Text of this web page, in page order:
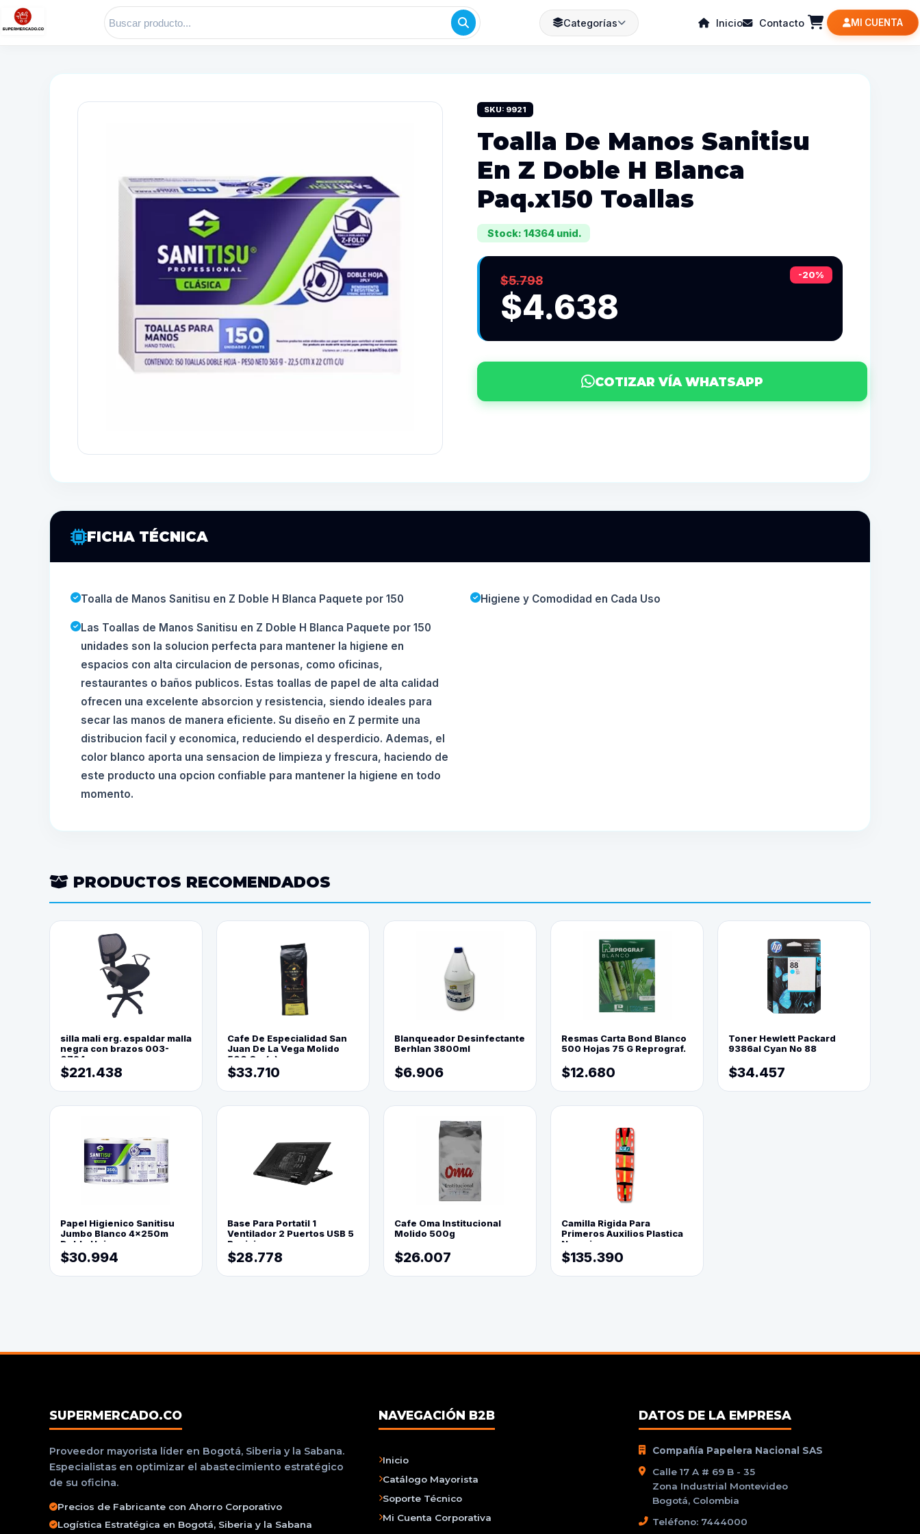
Categorías Inicio Contacto MI CUENTA
SKU: 9921
Toalla De Manos Sanitisu
En Z Doble H Blanca
Paq.x150 Toallas
Stock: 14364 unid.
-20%
$5.798
$4.638
COTIZAR VÍA WHATSAPP
FICHA TÉCNICA
Toalla de Manos Sanitisu en Z Doble H Blanca Paquete por 150 Higiene y Comodidad en Cada Uso
Las Toallas de Manos Sanitisu en Z Doble H Blanca Paquete por 150
unidades son la solucion perfecta para mantener la higiene en
espacios con alta circulacion de personas, como oficinas,
restaurantes o baños publicos. Estas toallas de papel de alta calidad
ofrecen una excelente absorcion y resistencia, siendo ideales para
secar las manos de manera eficiente. Su diseño en Z permite una
distribucion facil y economica, reduciendo el desperdicio. Ademas, el
color blanco aporta una sensacion de limpieza y frescura, haciendo de
este producto una opcion confiable para mantener la higiene en todo
momento.
PRODUCTOS RECOMENDADOS
silla mali erg. espaldar malla
negra con brazos 003-
0794
$221.438
Cafe De Especialidad San
Juan De La Vega Molido
500 Grs(=)
$33.710
Blanqueador Desinfectante
Berhlan 3800ml
$6.906
Resmas Carta Bond Blanco
500 Hojas 75 G Reprograf.
$12.680
Toner Hewlett Packard
9386al Cyan No 88
$34.457
Papel Higienico Sanitisu
Jumbo Blanco 4x250m
Doble Hoja
$30.994
Base Para Portatil 1
Ventilador 2 Puertos USB 5
Posiciones
$28.778
Cafe Oma Institucional
Molido 500g
$26.007
Camilla Rigida Para
Primeros Auxilios Plastica
Naranja
$135.390
SUPERMERCADO.CO
Proveedor mayorista líder en Bogotá, Siberia y la Sabana.
Especialistas en optimizar el abastecimiento estratégico
de su oficina.
Precios de Fabricante con Ahorro Corporativo
Logística Estratégica en Bogotá, Siberia y la Sabana
NAVEGACIÓN B2B
Inicio
Catálogo Mayorista
Soporte Técnico
Mi Cuenta Corporativa
DATOS DE LA EMPRESA
Compañía Papelera Nacional SAS
Calle 17 A # 69 B - 35
Zona Industrial Montevideo
Bogotá, Colombia
Teléfono: 7444000